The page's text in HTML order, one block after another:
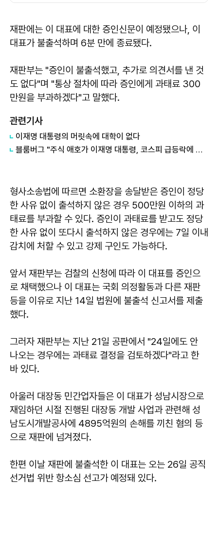
재판에는 이 대표에 대한 증인신문이 예정됐으나, 이
대표가 불출석하며 6분 만에 종료됐다.
재판부는 "증인이 불출석했고, 추가로 의견서를 낸 것
도 없다"며 "통상 절차에 따라 증인에게 과태료 300
만원을 부과하겠다"고 말했다.
관련기사
이재명 대통령의 머릿속에 대학이 없다
블룸버그 "주식 애호가 이재명 대통령, 코스피 급등락에 역풍"
형사소송법에 따르면 소환장을 송달받은 증인이 정당
한 사유 없이 출석하지 않은 경우 500만원 이하의 과
태료를 부과할 수 있다. 증인이 과태료를 받고도 정당
한 사유 없이 또다시 출석하지 않은 경우에는 7일 이내
감치에 처할 수 있고 강제 구인도 가능하다.
앞서 재판부는 검찰의 신청에 따라 이 대표를 증인으
로 채택했으나 이 대표는 국회 의정활동과 다른 재판
등을 이유로 지난 14일 법원에 불출석 신고서를 제출
했다.
그러자 재판부는 지난 21일 공판에서 "24일에도 안
나오는 경우에는 과태료 결정을 검토하겠다"라고 한
바 있다.
아울러 대장동 민간업자들은 이 대표가 성남시장으로
재임하던 시절 진행된 대장동 개발 사업과 관련해 성
남도시개발공사에 4895억원의 손해를 끼친 혐의 등
으로 재판에 넘겨졌다.
한편 이날 재판에 불출석한 이 대표는 오는 26일 공직
선거법 위반 항소심 선고가 예정돼 있다.